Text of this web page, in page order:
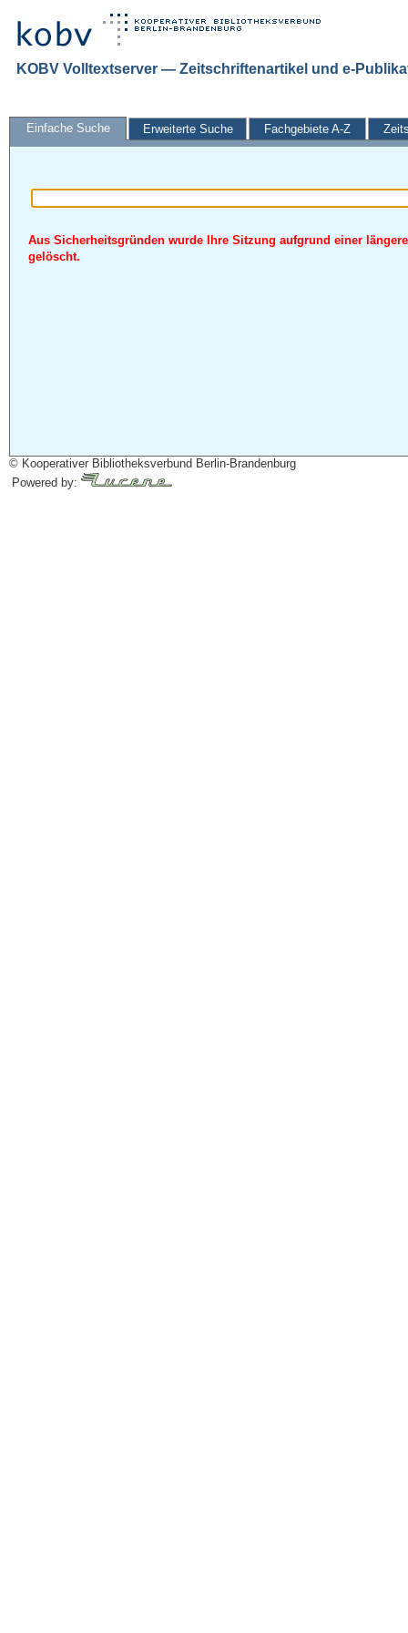
KOBV Volltextserver — Zeitschriftenartikel und e-
Einfache Suche Erweiterte Suche Fachgebiete A-Z
Aus Sicherheitsgründen wurde Ihre Sitzung aufgrund einer
gelöscht.
© Kooperativer Bibliotheksverbund Berlin-Brandenburg
Powered by: